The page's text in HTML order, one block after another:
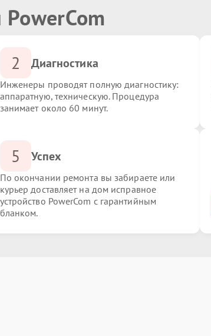
2 Диагностика
Инженеры проводят полную диагностику:
аппаратную, техническую. Процедура
занимает около 60 минут.
5 Успех
По окончании ремонта вы забираете или
курьер доставляет на дом исправное
устройство PowerCom с гарантийным
бланком.